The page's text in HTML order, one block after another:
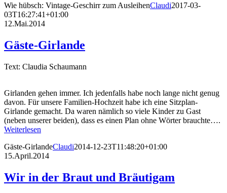
Wie hübsch: Vintage-Geschirr zum AusleihenClaudi2017-03-
03T16:27:41+01:00
12.Mai.2014
Gäste-Girlande
Text: Claudia Schaumann
Girlanden gehen immer. Ich jedenfalls habe noch lange nicht genug
davon. Für unsere Familien-Hochzeit habe ich eine Sitzplan-
Girlande gemacht. Da waren nämlich so viele Kinder zu Gast
(neben unserer beiden), dass es einen Plan ohne Wörter brauchte….
Weiterlesen
Gäste-GirlandeClaudi2014-12-23T11:48:20+01:00
15.April.2014
Wir in der Braut und Bräutigam